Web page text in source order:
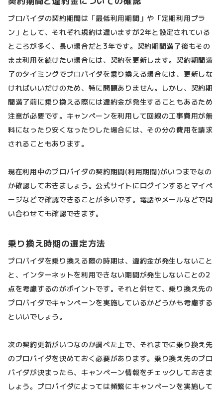
プロバイダの契約期間は「最低利用期間」や「定期利用プラ
ン」として、それぞれ規約は違いますが2年と設定されている
ところが多く、長い場合だと3年です。契約期間満了後もその
まま利用を続けたい場合には、契約を更新します。契約期間満
了のタイミングでプロバイダを乗り換える場合には、更新しな
ければいいだけのため、特に問題ありません。しかし、契約期
間満了前に乗り換える際には違約金が発生することもあるため
注意が必要です。キャンペーンを利用して回線の工事費用が無
料になったり安くなったりした場合には、その分の費用を請求
されることもあります。
現在利用中のプロバイダの契約期間(利用期間)がいつまでなの
か確認しておきましょう。公式サイトにログインするとマイペ
ージなどで確認できることが多いです。電話やメールなどで問
い合わせても確認できます。
乗り換え時期の選定方法
プロバイダを乗り換える際の時期は、違約金が発生しないこと
と、インターネットを利用できない期間が発生しないことの2
点を考慮するのがポイントです。それと併せて、乗り換え先の
プロバイダでキャンペーンを実施しているかどうかも考慮する
といいでしょう。
次の契約更新がいつなのか調べた上で、それまでに乗り換え先
のプロバイダを決めておく必要があります。乗り換え先のプロ
バイダが決まったら、キャンペーン情報をチェックしておきま
しょう。プロバイダによっては頻繁にキャンペーンを実施して